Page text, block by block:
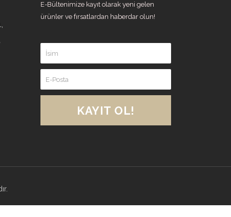
E-Bültenimize kayıt olarak yeni gelen
ürünler ve fırsatlardan haberdar olun!
KAYIT OL!